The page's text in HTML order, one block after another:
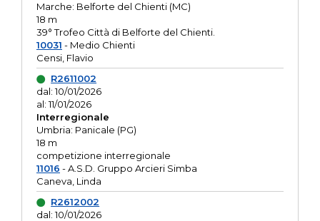
Marche: Belforte del Chienti (MC)
18 m
39° Trofeo Città di Belforte del Chienti.
10031 - Medio Chienti
Censi, Flavio
R2611002
dal: 10/01/2026
al: 11/01/2026
Interregionale
Umbria: Panicale (PG)
18 m
competizione interregionale
11016 - A.S.D. Gruppo Arcieri Simba
Caneva, Linda
R2612002
dal: 10/01/2026